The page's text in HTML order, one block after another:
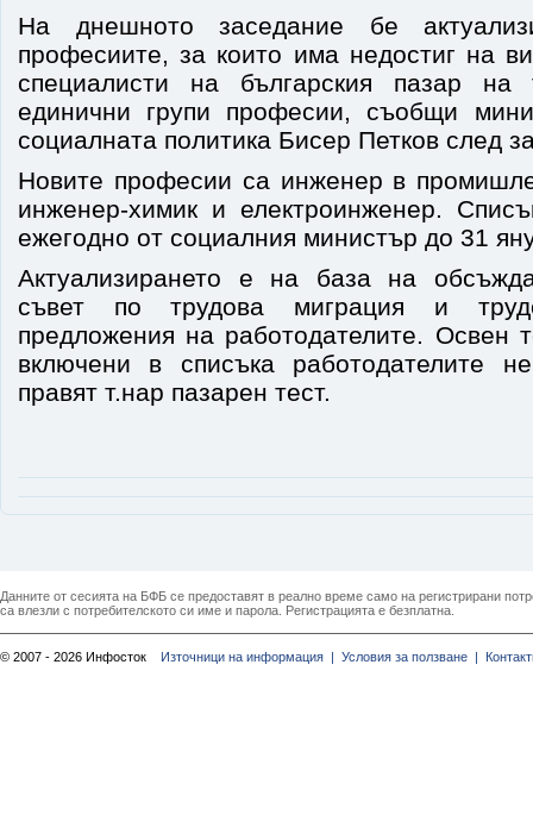
На днешното заседание бе
професиите, за които има недостиг на
специалисти на българския пазар
единични групи професии, съобщи
социалната политика Бисер Петков след
Новите професии са инженер в
инженер-химик и електроинженер.
ежегодно от социалния министър до 31
Актуализирането е на база на
съвет по трудова миграция и
предложения на работодателите. Освен
включени в списъка работодателите
правят т.нар пазарен тест.
Данните от сесията на БФБ се предоставят в реално време само на регистрирани
са влезли с потребителското си име и парола. Регистрацията е безплатна.
© 2007 - 2026 Инфосток Източници на информация | Условия за ползване |